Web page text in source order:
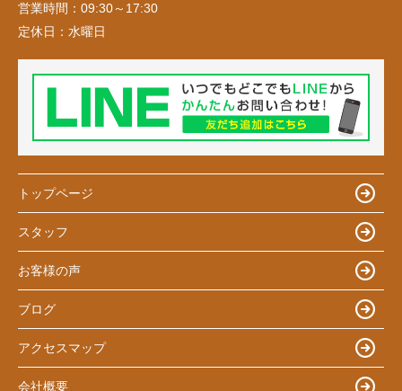
営業時間： 09:30～17:30
定休日： 水曜日
トップページ
スタッフ
お客様の声
ブログ
アクセスマップ
会社概要